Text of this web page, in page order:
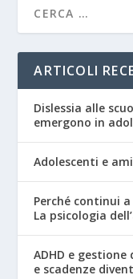
ARTICOLI
Dislessia alle
emergono in
Adolescenti e
Perché continui
La psicologia
ADHD e
e scadenze